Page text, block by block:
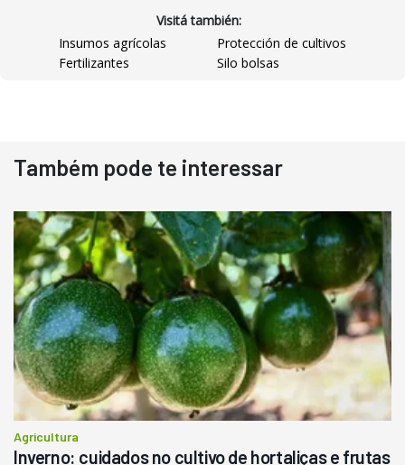
Pá Carregadeira Cat 966
Ano 1987
R$ 145.000
Consultar
Visitá también:
Insumos agrícolas
Protección de cultivos
Fertilizantes
Silo bolsas
Também pode te interessar
Agricultura
Inverno: cuidados no cultivo de hortaliças e frutas